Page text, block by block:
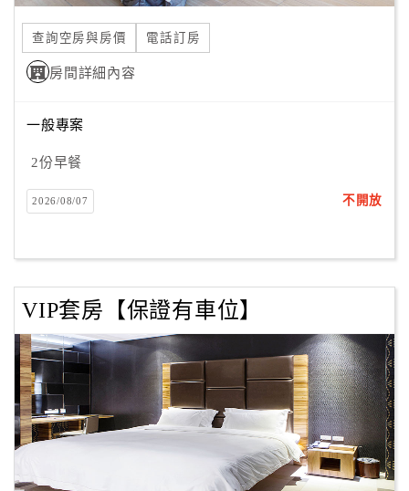
利
查
詢
房
Q&A
訂
房
請
款
收
查詢空房與房價 電話訂房
房間詳細內容
一般專案
2份早餐
2026/08/07 不開放
VIP套房【保證有車位】